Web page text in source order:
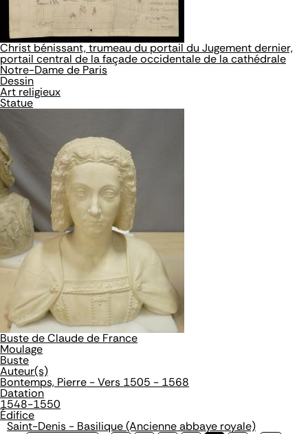
Christ bénissant, trumeau du portail du Jugement dernier,
portail central de la façade occidentale de la cathédrale
Notre-Dame de Paris
Dessin
Art religieux
Statue
Buste de Claude de France
Moulage
Buste
Auteur(s)
Bontemps, Pierre - Vers 1505 - 1568
Datation
1548-1550
Édifice
Saint-Denis - Basilique (Ancienne abbaye royale)